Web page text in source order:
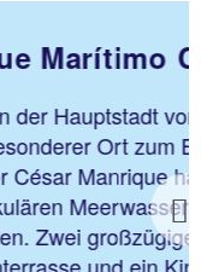
Manrique
liegt einen
Der berühmte
für diese
mit